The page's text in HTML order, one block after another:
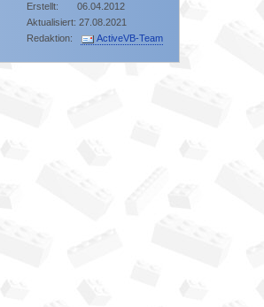
Erstellt: 06.04.2012
Aktualisiert: 27.08.2021
Redaktion:
ActiveVB-Team